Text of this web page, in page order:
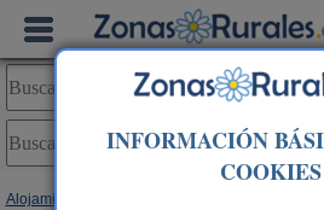
Alojamientos
INFORMACIÓN
COOKIES